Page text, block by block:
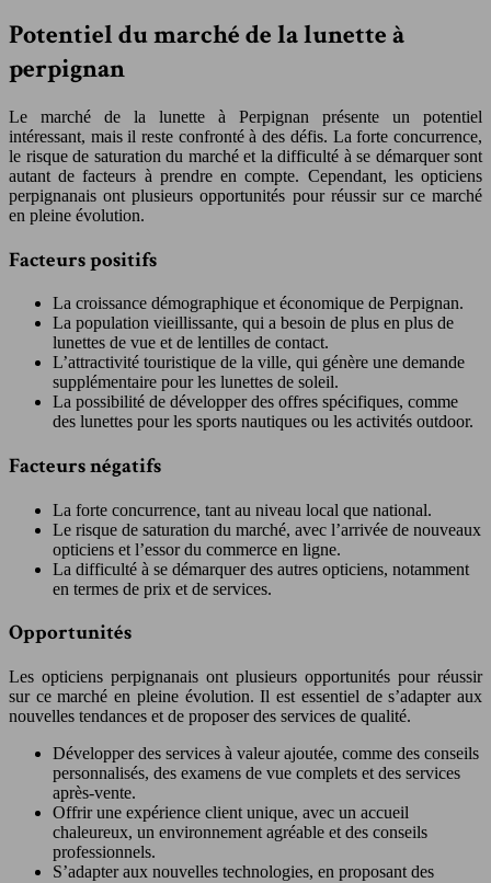
Potentiel du marché de la lunette à
perpignan
Le marché de la lunette à Perpignan présente un potentiel
intéressant, mais il reste confronté à des défis. La forte concurrence,
le risque de saturation du marché et la difficulté à se démarquer sont
autant de facteurs à prendre en compte. Cependant, les opticiens
perpignanais ont plusieurs opportunités pour réussir sur ce marché
en pleine évolution.
Facteurs positifs
La croissance démographique et économique de Perpignan.
La population vieillissante, qui a besoin de plus en plus de
lunettes de vue et de lentilles de contact.
L’attractivité touristique de la ville, qui génère une demande
supplémentaire pour les lunettes de soleil.
La possibilité de développer des offres spécifiques, comme
des lunettes pour les sports nautiques ou les activités outdoor.
Facteurs négatifs
La forte concurrence, tant au niveau local que national.
Le risque de saturation du marché, avec l’arrivée de nouveaux
opticiens et l’essor du commerce en ligne.
La difficulté à se démarquer des autres opticiens, notamment
en termes de prix et de services.
Opportunités
Les opticiens perpignanais ont plusieurs opportunités pour réussir
sur ce marché en pleine évolution. Il est essentiel de s’adapter aux
nouvelles tendances et de proposer des services de qualité.
Développer des services à valeur ajoutée, comme des conseils
personnalisés, des examens de vue complets et des services
après-vente.
Offrir une expérience client unique, avec un accueil
chaleureux, un environnement agréable et des conseils
professionnels.
S’adapter aux nouvelles technologies, en proposant des